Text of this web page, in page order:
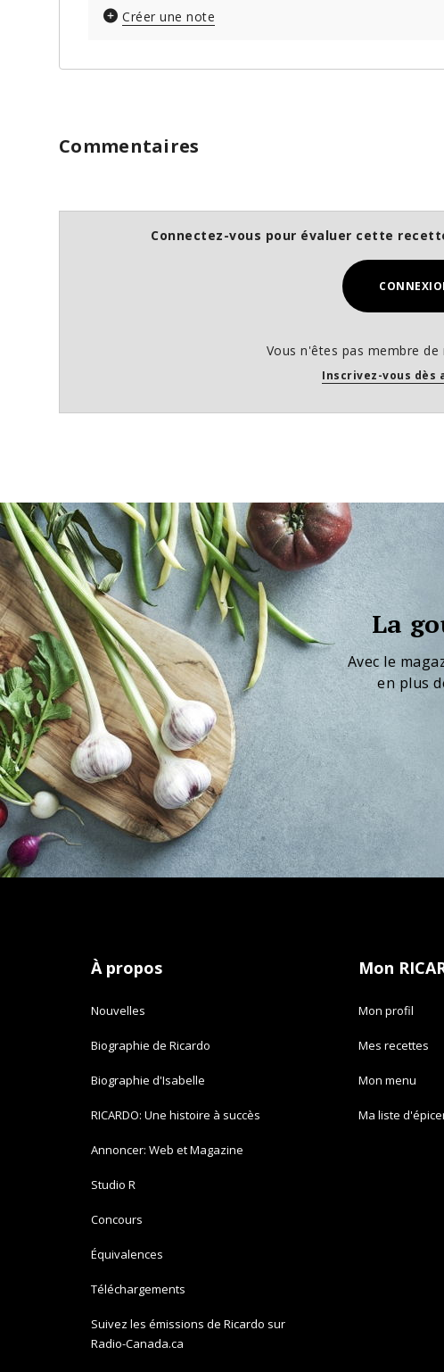
Créer une note
Commentaires
Connectez-vous pour évaluer cette
Vous n'êtes pas membre de
Inscrivez-vous dès
La
Avec le
en plus
À propos
Nouvelles
Biographie de Ricardo
Biographie d'Isabelle
RICARDO: Une histoire à succès
Annoncer: Web et Magazine
Studio R
Concours
Équivalences
Téléchargements
Suivez les émissions de Ricardo sur
Radio-Canada.ca
Mon
Mon profil
Mes recettes
Mon menu
Ma liste